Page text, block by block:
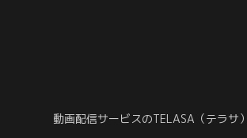
動画配信サービスのTELASA（テラサ）